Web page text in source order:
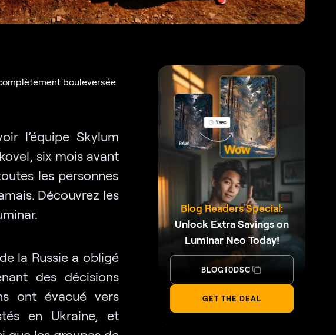
bouleversée
l’équipe Skylum
six mois avant
les personnes
Découvrez les
la Russie a obligé
des décisions
ont évacué vers
en Ukraine, et
Blog Readers Special:
Unlock Extra Savings on
Luminar Neo Today!
BLOG10DSC
GET THE DEAL